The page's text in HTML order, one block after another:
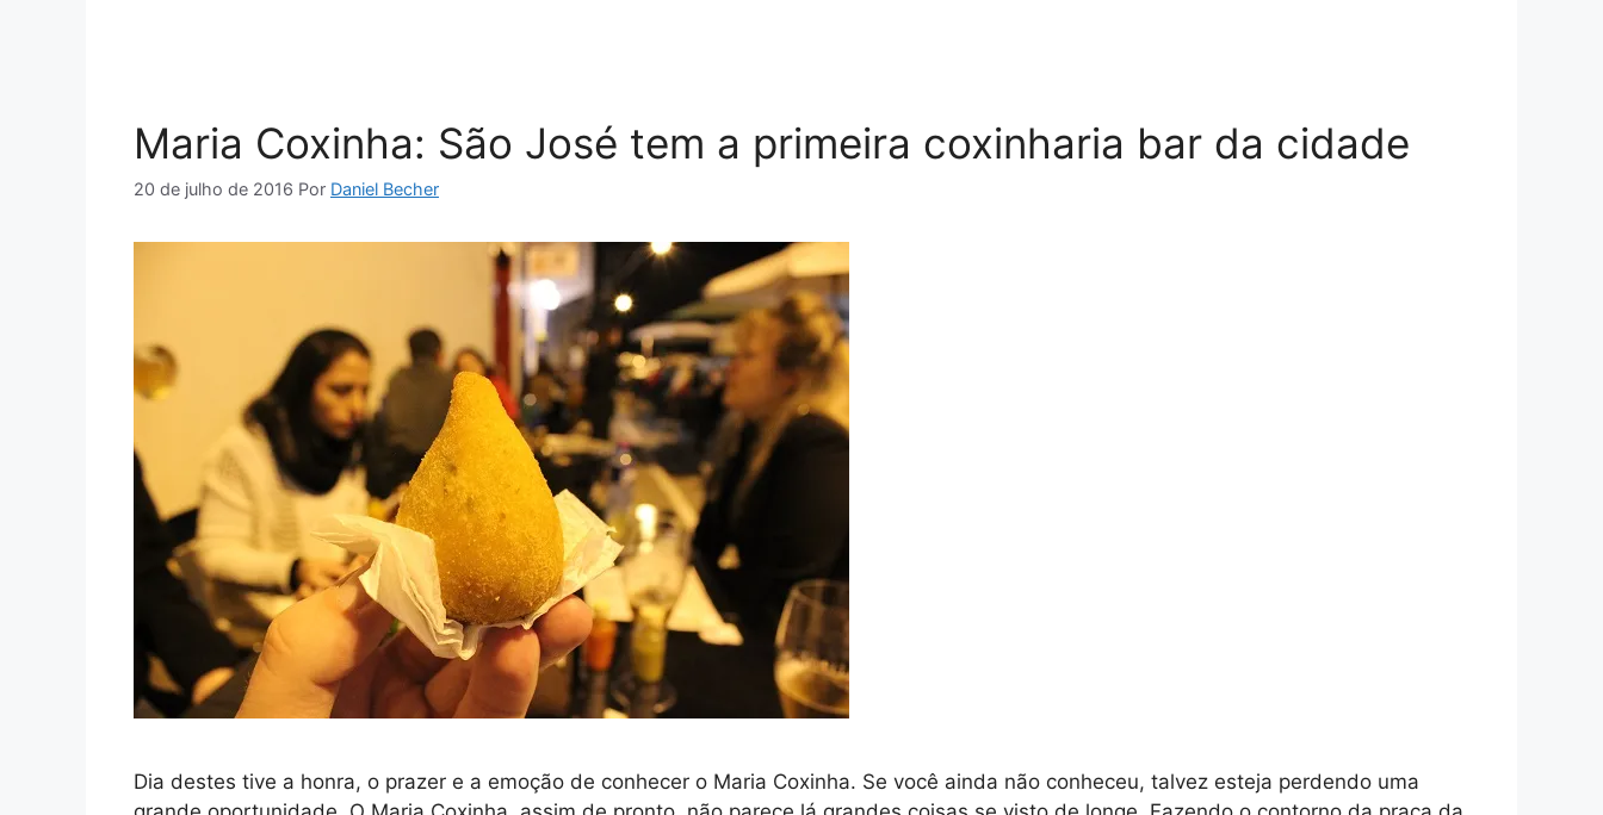
Maria Coxinha: São José tem a primeira coxinharia bar da cidade
20 de julho de 2016 Por Daniel Becher
Dia destes tive a honra, o prazer e a emoção de conhecer o Maria Coxinha. Se você ainda não conheceu, talvez esteja perdendo uma